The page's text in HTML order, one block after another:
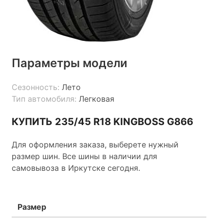
Параметры модели
Сезонность: Лето
Тип автомобиля: Легковая
КУПИТЬ 235/45 R18 KINGBOSS G866
Для оформления заказа, выберете нужный
размер шин. Все шины в наличии для
самовывоза в Иркутске сегодня.
Размер